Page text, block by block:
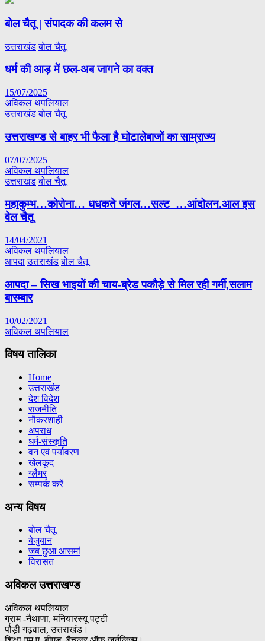
बोल चैतू | संपादक की कलम से
उत्तराखंड बोल चैतू
धर्म की आड़ में छल-अब जागने का वक्त
15/07/2025
अविकल थपलियाल
उत्तराखंड बोल चैतू
उत्तराखण्ड से बाहर भी फैला है घोटालेबाजों का साम्राज्य
07/07/2025
अविकल थपलियाल
उत्तराखंड बोल चैतू
महाकुम्भ…कोरोना… धधकते जंगल…सल्ट …आंदोलन.आल इस
वेल चैतू
14/04/2021
अविकल थपलियाल
आपदा उत्तराखंड बोल चैतू
आपदा – सिख भाइयों की चाय-ब्रेड पकौड़े से मिल रही गर्मी,सलाम
बारम्बार
10/02/2021
अविकल थपलियाल
विषय तालिका
Home
उत्तराखंड
देश विदेश
राजनीति
नौकरशाही
अपराध
धर्म-संस्कृति
वन एवं पर्यावरण
खेलकूद
ग्लैमर
सम्पर्क करें
अन्य विषय
बोल चैतू
बेजुबान
जब छुआ आसमां
विरासत
अविकल उत्तराखण्ड
अविकल थपलियाल
ग्राम -नैथाणा, मनियारस्यू पट्टी
पौड़ी गढ़वाल, उत्तराखंड।